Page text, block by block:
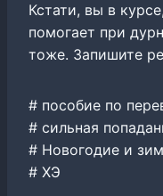
Кстати, вы в
помогает при
тоже. Запишите
# пособие по
# сильная
# Новогодие и
# ХЭ